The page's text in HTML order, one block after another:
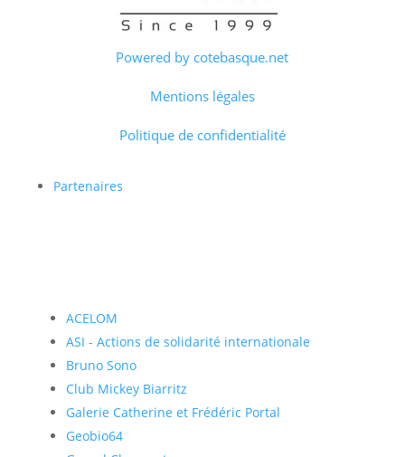
Powered by cotebasque.net
Mentions légales
Politique de confidentialité
Partenaires
ACELOM
ASI - Actions de solidarité internationale
Bruno Sono
Club Mickey Biarritz
Galerie Catherine et Frédéric Portal
Geobio64